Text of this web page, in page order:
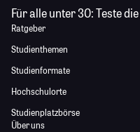
Für alle unter 30:Teste die
Ratgeber
Studienthemen
Studienformate
Hochschulorte
Studienplatzbörse
Über uns